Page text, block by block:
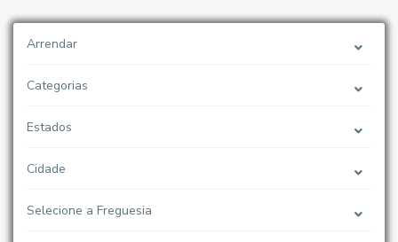
Arrendar
Categorias
Estados
Cidade
Selecione a Freguesia